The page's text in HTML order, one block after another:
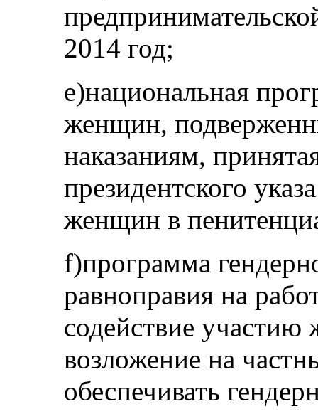
2014 год;
e)национальная
женщин,
наказаниям,
президентского
женщин в
f)программа
равноправия на
содействие
возложение на
обеспечивать